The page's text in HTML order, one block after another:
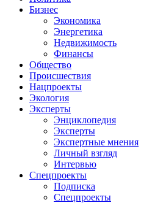
Бизнес
Экономика
Энергетика
Недвижимость
Финансы
Общество
Происшествия
Нацпроекты
Экология
Эксперты
Энциклопедия
Эксперты
Экспертные мнения
Личный взгляд
Интервью
Спецпроекты
Подписка
Спецпроекты